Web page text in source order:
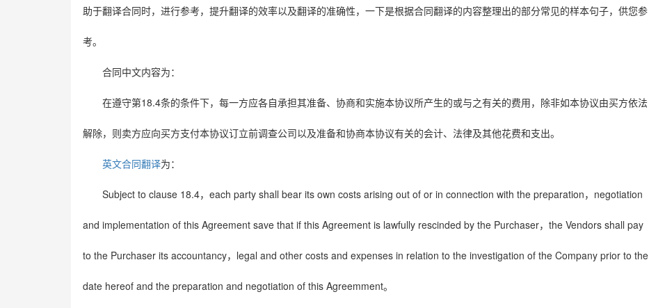
助于翻译合同时，进行参考，提升翻译的效率以及翻译的准确性，一下是根据合同翻译的内容整理出的部分常见的样本句子，供您参
考。
合同中文内容为：
在遵守第18.4条的条件下，每一方应各自承担其准备、协商和实施本协议所产生的或与之有关的费用，除非如本协议由买方依法
解除，则卖方应向买方支付本协议订立前调查公司以及准备和协商本协议有关的会计、法律及其他花费和支出。
英文合同翻译为：
Subject to clause 18.4， each party shall bear its own costs arising out of or in connection with the preparation ， negotiation
and implementation of this Agreement save that if this Agreement is lawfully rescinded by the Purchaser， the Vendors shall pay
to the Purchaser its accountancy， legal and other costs and expenses in relation to the investigation of the Company prior to the
date hereof and the preparation and negotiation of this Agreemment。